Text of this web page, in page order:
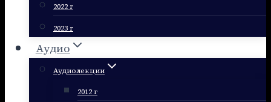
2022 г
2023 г
Аудио
Аудиолекции
2012 г